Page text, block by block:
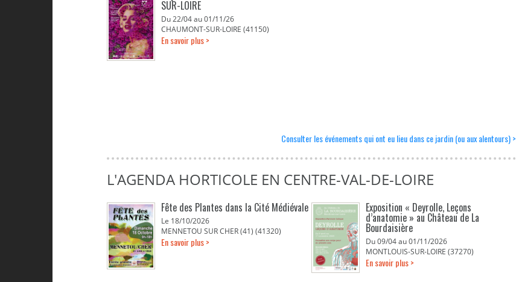
SUR-LOIRE
Du 22/04 au 01/11/26
CHAUMONT-SUR-LOIRE (41150)
En savoir plus >
Consulter les événements qui ont eu lieu dans ce jardin (ou aux alentours) >
L'AGENDA HORTICOLE EN CENTRE-VAL-DE-LOIRE
Fête des Plantes dans la Cité Médiévale
Le 18/10/2026
MENNETOU SUR CHER (41) (41320)
En savoir plus >
Exposition « Deyrolle, Leçons
d’anatomie » au Château de La
Bourdaisière
Du 09/04 au 01/11/2026
MONTLOUIS-SUR-LOIRE (37270)
En savoir plus >